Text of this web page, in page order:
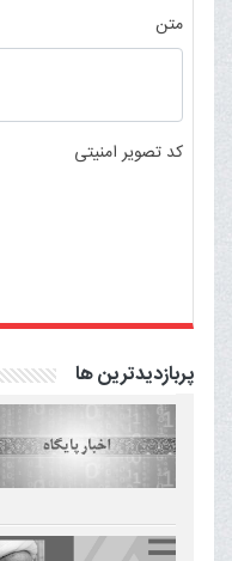
متن
کد تصویر امنیتی
پربازدیدترین ها